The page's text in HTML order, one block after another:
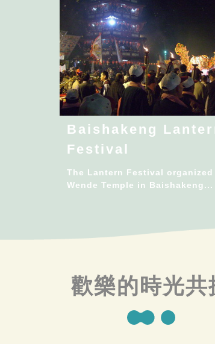
Baishakeng
Festival
The Lantern Festival organized
Wende Temple in Baishakeng...
歡樂的時光共